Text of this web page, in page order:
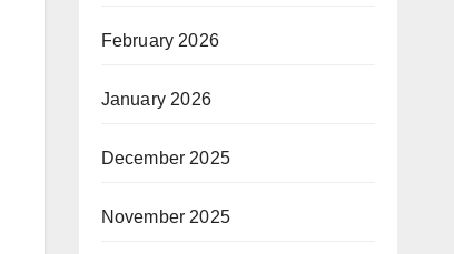
February 2026
January 2026
December 2025
November 2025